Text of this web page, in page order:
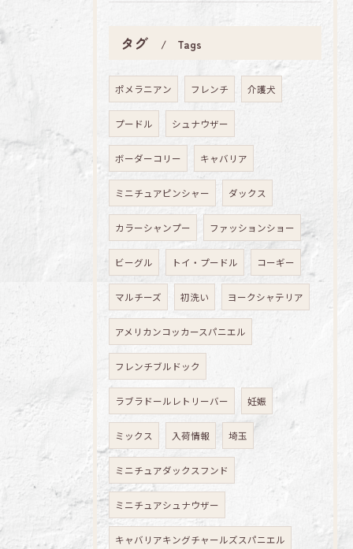
タグ Tags
ポメラニアン フレンチ 介護犬
プードル シュナウザー
ボーダーコリー キャバリア
ミニチュアピンシャー ダックス
カラーシャンプー ファッションショー
ビーグル トイ・プードル コーギー
マルチーズ 初洗い ヨークシャテリア
アメリカンコッカースパニエル
フレンチブルドック
ラブラドールレトリーバー 妊娠
ミックス 入荷情報 埼玉
ミニチュアダックスフンド
ミニチュアシュナウザー
キャバリアキングチャールズスパニエル